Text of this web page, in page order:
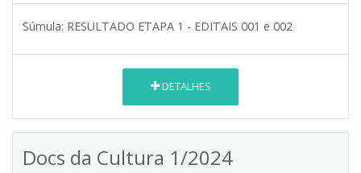
Súmula: RESULTADO ETAPA 1 - EDITAIS 001 e 002
DETALHES
Docs da Cultura 1/2024